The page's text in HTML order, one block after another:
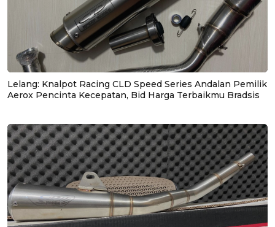
Lelang: Knalpot Racing CLD Speed Series Andalan Pemilik
Aerox Pencinta Kecepatan, Bid Harga Terbaikmu Bradsis